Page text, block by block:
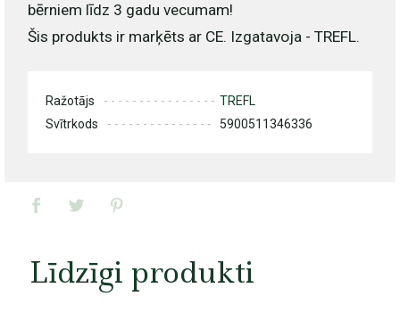
bērniem līdz 3 gadu vecumam!
Šis produkts ir marķēts ar CE. Izgatavoja - TREFL.
Ražotājs
TREFL
Svītrkods
5900511346336
Līdzīgi produkti